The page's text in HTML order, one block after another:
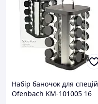
Набір баночок для спецій
Ofenbach KM-101005 16